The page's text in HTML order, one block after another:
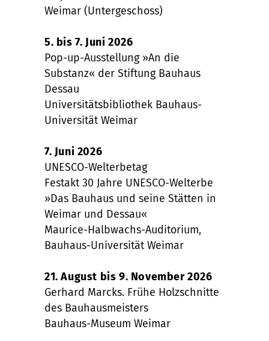
Weimar (Untergeschoss)
5. bis 7. Juni 2026
Pop-up-Ausstellung »An die
Substanz« der Stiftung Bauhaus
Dessau
Universitätsbibliothek Bauhaus-
Universität Weimar
7. Juni 2026
UNESCO-Welterbetag
Festakt 30 Jahre UNESCO-Welterbe
»Das Bauhaus und seine Stätten in
Weimar und Dessau«
Maurice-Halbwachs-Auditorium,
Bauhaus-Universität Weimar
21. August bis 9. November 2026
Gerhard Marcks. Frühe Holzschnitte
des Bauhausmeisters
Bauhaus-Museum Weimar